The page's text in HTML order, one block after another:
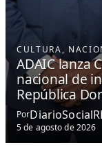
CULTURA,
ADAIC lanza
nacional de
República
Por
5 de agosto de 2026